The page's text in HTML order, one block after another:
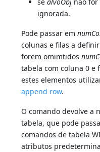
ignorada.
Pode passar em
colunas e filas a
forem omimtidos
tabela com coluna 0 e
estes elementos
append row.
O comando devolve a
tabela, que pode
comandos de tabela
atributos